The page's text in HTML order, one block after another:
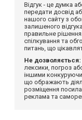
Відгук - це думка
передати досвід
нашого сайту з
залишеного
правильне
спілкування та
питань, що
Не дозволяється:
лексики, погроз
іншими
що ображають
розміщення
реклама та